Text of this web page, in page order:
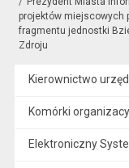
projektów miejscowych
fragmentu jednostki
Zdroju
Kierownictwo
Komórki
Elektroniczny